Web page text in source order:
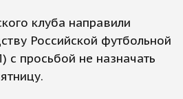
клуба направили
Российской футбольной
с просьбой не назначать